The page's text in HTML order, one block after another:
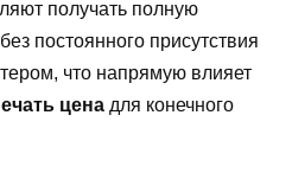
получать полную
постоянного присутствия
что напрямую влияет
цена для конечного